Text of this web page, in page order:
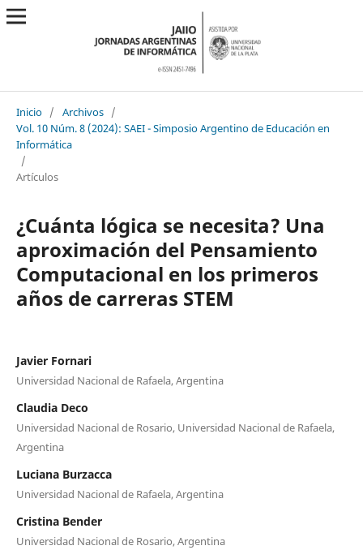
Inicio / Archivos /
Vol. 10 Núm. 8 (2024): SAEI - Simposio Argentino de Educación en
Informática
/
Artículos
¿Cuánta lógica se necesita? Una
aproximación del Pensamiento
Computacional en los primeros
años de carreras STEM
Javier Fornari
Universidad Nacional de Rafaela, Argentina
Claudia Deco
Universidad Nacional de Rosario, Universidad Nacional de Rafaela,
Argentina
Luciana Burzacca
Universidad Nacional de Rafaela, Argentina
Cristina Bender
Universidad Nacional de Rosario, Argentina